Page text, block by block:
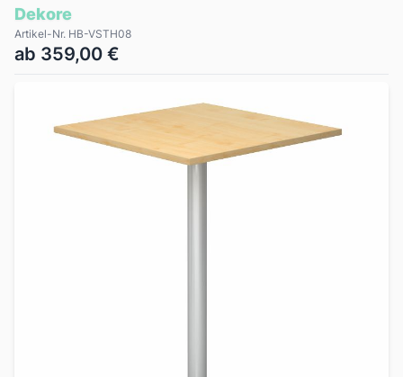
Dekore
Artikel-Nr. HB-VSTH08
ab 359,00 €